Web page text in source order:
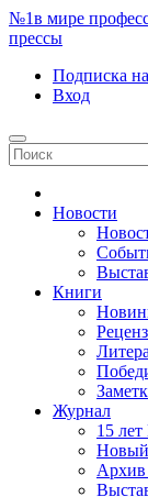
№1в мире
прессы
Подписка
Вход
Новости
Книги
Журнал
15
Архив